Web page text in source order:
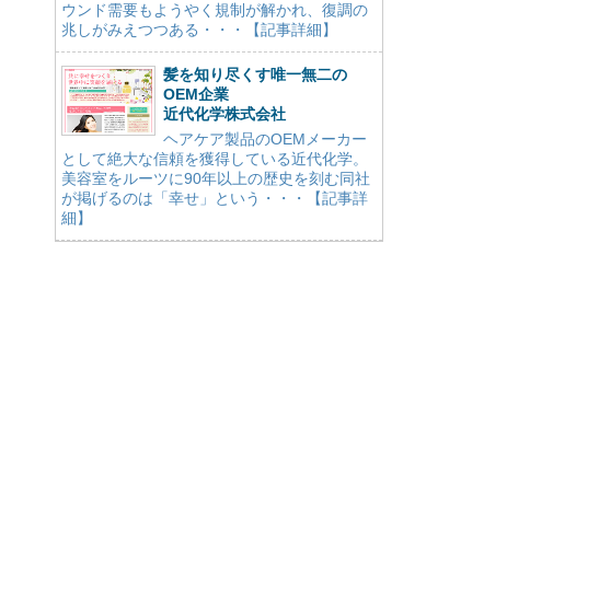
ウンド需要もようやく規制が解かれ、復調の
兆しがみえつつある・・・【記事詳細】
髪を知り尽くす唯一無二の
OEM企業
近代化学株式会社
ヘアケア製品のOEMメーカー
として絶大な信頼を獲得している近代化学。
美容室をルーツに90年以上の歴史を刻む同社
が掲げるのは「幸せ」という・・・【記事詳
細】